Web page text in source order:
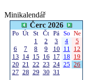
Minikalendář
Čerc 2026
Po Út St Čt Pá So Ne
1
2 3 4
5
6
7 8 9 10 11 12
13 14 15 16 17 18 19
20 21 22 23 24 25 26
27 28 29 30 31